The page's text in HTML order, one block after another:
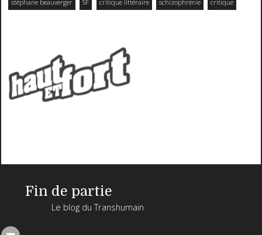
stéphane beauverger SF critique littéraire schizophrénie critique
Fin de partie
Le blog du Transhumain